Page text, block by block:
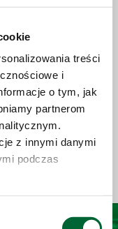
treści
i
o tym, jak
partnerom
z innymi danymi
podczas
w każdym
silną, przyjazną
budować
karierę
wpływać
w których
firmą, która
gdzie